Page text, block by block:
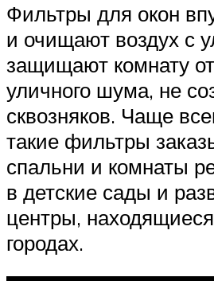
Фильтры для окон
и очищают воздух с
защищают комнату
уличного шума, не
сквозняков. Чаще
такие фильтры
спальни и комнаты
в детские сады и
центры,
городах.